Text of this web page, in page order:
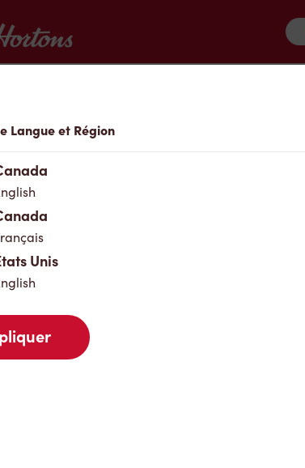
Langue et Région
Unis